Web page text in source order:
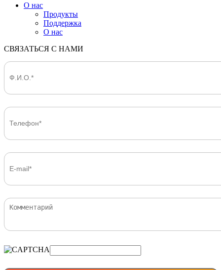
О нас
Продукты
Поддержка
О нас
СВЯЗАТЬСЯ С НАМИ